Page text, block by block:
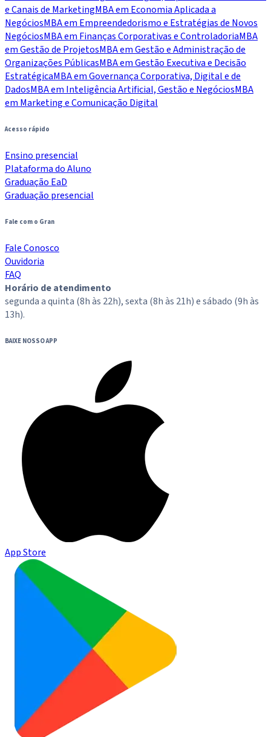
e Canais de MarketingMBA em Economia Aplicada a
NegóciosMBA em Empreendedorismo e Estratégias de Novos
NegóciosMBA em Finanças Corporativas e ControladoriaMBA
em Gestão de ProjetosMBA em Gestão e Administração de
Organizações PúblicasMBA em Gestão Executiva e Decisão
EstratégicaMBA em Governança Corporativa, Digital e de
DadosMBA em Inteligência Artificial, Gestão e NegóciosMBA
em Marketing e Comunicação Digital
Acesso rápido
Ensino presencial
Plataforma do Aluno
Graduação EaD
Graduação presencial
Fale com o Gran
Fale Conosco
Ouvidoria
FAQ
Horário de atendimento
segunda a quinta (8h às 22h), sexta (8h às 21h) e sábado (9h às
13h).
BAIXE NOSSO APP
App Store